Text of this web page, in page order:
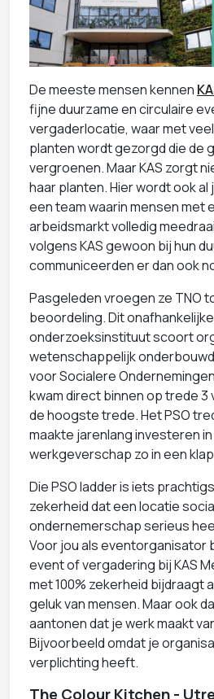
De meeste mensen kennen
fijne duurzame en circulaire
vergaderlocatie, waar met
planten wordt gezorgd die de
vergroenen. Maar KAS zorgt
haar planten. Hier wordt ook
een team waarin mensen met
arbeidsmarkt volledig
volgens KAS gewoon bij hun
communiceerden er dan ook
Pasgeleden vroegen ze TNO
beoordeling. Dit onafhankelijke
onderzoeksinstituut scoort
wetenschappelijk
voor Socialere
kwam direct binnen op trede 3
de hoogste trede. Het PSO
maakte jarenlang investeren
werkgeverschap zo in een
Die PSO ladder is iets
zekerheid dat een locatie
ondernemerschap serieus
Voor jou als eventorganisator
event of vergadering bij KAS
met 100% zekerheid bijdraagt
geluk van mensen. Maar ook
aantonen dat je werk maakt
Bijvoorbeeld omdat je
verplichting heeft.
The Colour Kitchen -